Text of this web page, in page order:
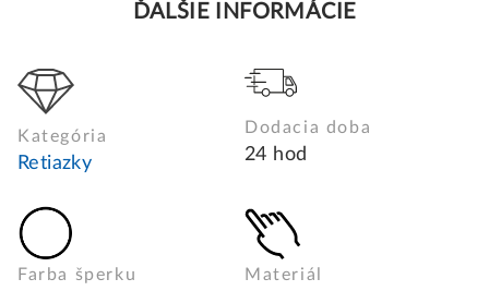
ĎALŠIE INFORMÁCIE
Kategória
Retiazky
Dodacia doba
24 hod
Farba šperku Materiál